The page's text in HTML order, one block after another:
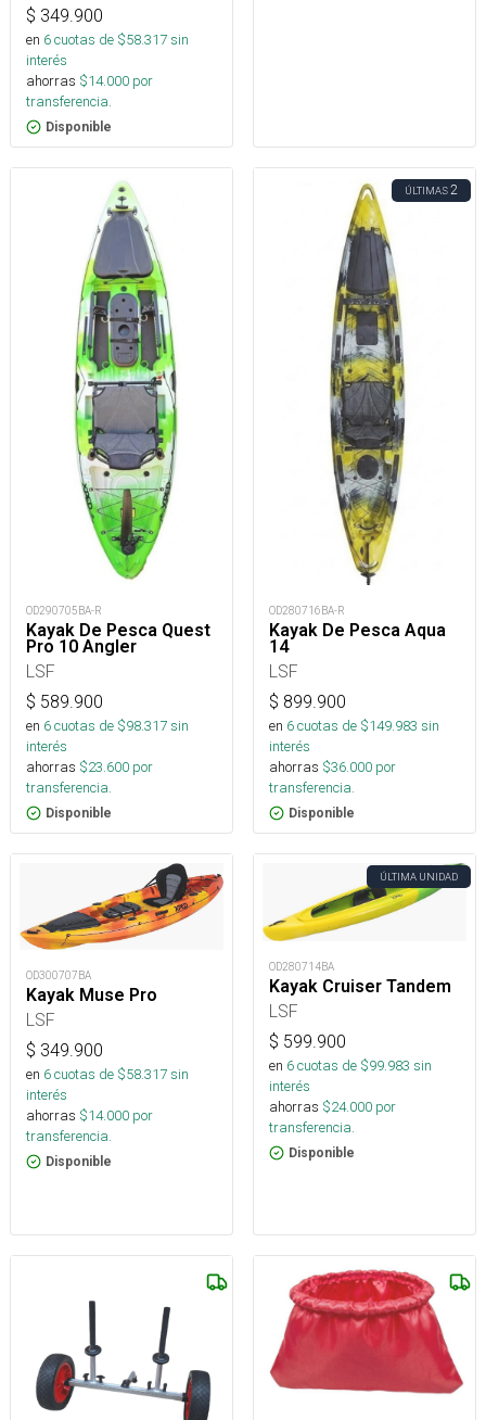
$ 349.900
en 6cuotas de $58.317sin
interés
ahorras $14.000 por
transferencia.
Disponible
OD290705BA-R
Kayak De Pesca Quest
Pro 10 Angler
LSF
$ 589.900
en 6cuotas de $98.317sin
interés
ahorras $23.600 por
transferencia.
Disponible
ÚLTIMAS2
OD280716BA-R
Kayak De Pesca Aqua
14
LSF
$ 899.900
en 6cuotas de $149.983 sin
interés
ahorras $36.000 por
transferencia.
Disponible
OD300707BA
Kayak Muse Pro
LSF
$ 349.900
en 6cuotas de $58.317sin
interés
ahorras $14.000 por
transferencia.
Disponible
ÚLTIMA UNIDAD
OD280714BA
Kayak Cruiser Tandem
LSF
$ 599.900
en 6cuotas de $99.983 sin
interés
ahorras $24.000 por
transferencia.
Disponible